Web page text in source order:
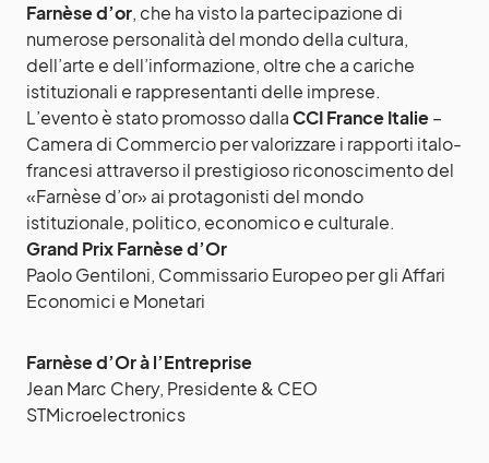
Farnèse d’or, che ha visto la partecipazione di
numerose personalità del mondo della cultura,
dell’arte e dell’informazione, oltre che a cariche
istituzionali e rappresentanti delle imprese.
L’evento è stato promosso dallaCCI France Italie–
Camera di Commercio per valorizzare i rapporti italo-
francesi attraverso il prestigioso riconoscimento del
«Farnèse d’or» ai protagonisti del mondo
istituzionale, politico, economico e culturale.
Grand Prix Farnèse d’Or
Paolo Gentiloni, Commissario Europeo per gli Affari
Economici e Monetari
Farnèse d’Or à l’Entreprise
Jean Marc Chery, Presidente & CEO
STMicroelectronics